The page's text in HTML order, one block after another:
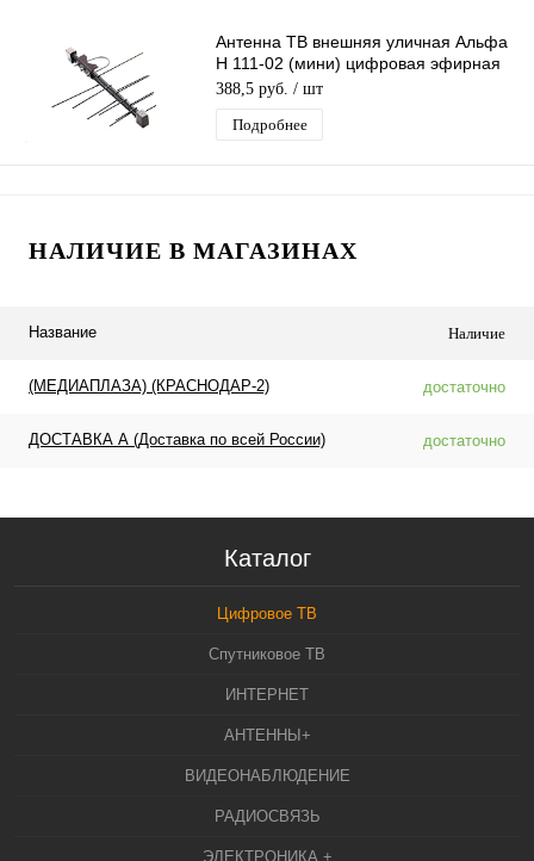
Антенна ТВ внешняя уличная Альфа
Н 111-02 (мини) цифровая эфирная
для DVB-T2 телевидения наружная
388,5 руб. / шт
Подробнее
НАЛИЧИЕ В МАГАЗИНАХ
Название Наличие
(МЕДИАПЛАЗА) (КРАСНОДАР-2) достаточно
ДОСТАВКА А (Доставка по всей России) достаточно
Каталог
Цифровое ТВ
Спутниковое ТВ
ИНТЕРНЕТ
АНТЕННЫ+
ВИДЕОНАБЛЮДЕНИЕ
РАДИОСВЯЗЬ
ЭЛЕКТРОНИКА +